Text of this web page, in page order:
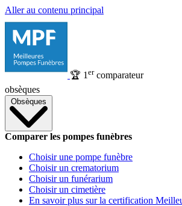
Aller au contenu principal
🏆 1 ercomparateur
obsèques
Obsèques
Comparer les pompes funèbres
Choisir une pompe funèbre
Choisir un crematorium
Choisir un funérarium
Choisir un cimetière
En savoir plus sur la certification